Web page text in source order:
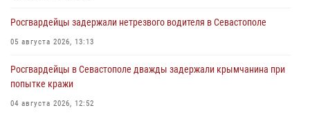
Росгвардейцы задержали нетрезвого водителя в Севастополе
05 августа 2026, 13:13
Росгвардейцы в Севастополе дважды задержали крымчанина при
попытке кражи
04 августа 2026, 12:52